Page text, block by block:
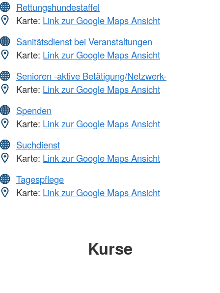
Rettungshundestaffel
Karte: Link zur Google Maps Ansicht
Sanitätsdienst bei Veranstaltungen
Karte: Link zur Google Maps Ansicht
Senioren -aktive Betätigung/Netzwerk-
Karte: Link zur Google Maps Ansicht
Spenden
Karte: Link zur Google Maps Ansicht
Suchdienst
Karte: Link zur Google Maps Ansicht
Tagespflege
Karte: Link zur Google Maps Ansicht
Kurse